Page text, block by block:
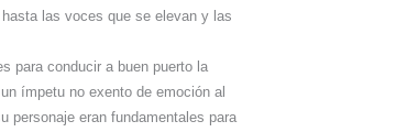
las voces que se elevan y las
para conducir a buen puerto la
ímpetu no exento de emoción al
personaje eran fundamentales para